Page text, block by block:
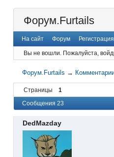
Форум.Furtails
На сайт Форум Регистрация
Вы не вошли. Пожалуйста,
Форум.Furtails →
Страницы 1
Сообщения 23
DedMazday